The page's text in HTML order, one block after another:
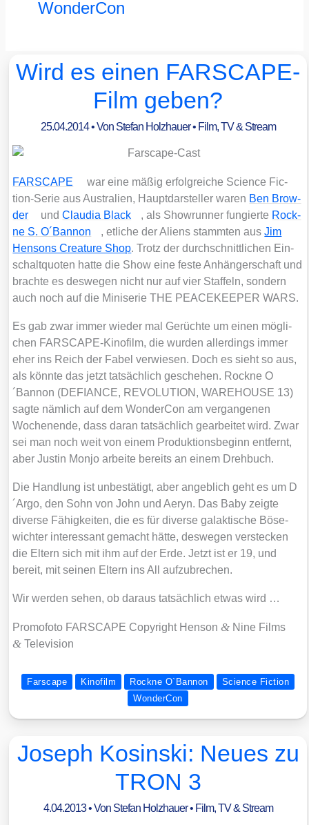
WonderCon
Wird es einen FARSCAPE-
Film geben?
25.04.2014• Von Stefan Holzhauer• Film, TV & Stream
FARSCAPE
war eine mäßig erfolg­rei­che Sci­ence Fic­
tion-Serie aus Aus­tra­li­en, Haupt­dar­stel­ler waren Ben Brow­
der
undClau­dia Black , als Show­run­ner fun­gier­te Rock­
ne S. O´Bannon
, etli­che der Ali­ens stamm­ten ausJim
Hen­sons Crea­tu­re Shop. Trotz der durch­schnitt­li­chen Ein­
schalt­quo­ten hat­te die Show eine fes­te Anhän­ger­schaft und
brach­te es des­we­gen nicht nur auf vier Staf­feln, son­dern
auch noch auf die Mini­se­rie THE PEACEKEEPER WARS.
Es gab zwar immer wie­der mal Gerüch­te um einen mög­li­
chen FAR­S­CAPE-Kino­film, die wur­den aller­dings immer
eher ins Reich der Fabel ver­wie­sen. Doch es sieht so aus,
als könn­te das jetzt tat­säch­lich gesche­hen. Rock­ne O
´Bannon (DEFIANCE, REVOLUTION, WAREHOUSE 13)
sag­te näm­lich auf dem Won­der­Con am ver­gan­ge­nen
Wochen­en­de, dass dar­an tat­säch­lich gear­bei­tet wird. Zwar
sei man noch weit von einem Pro­duk­ti­ons­be­ginn ent­fernt,
aber Jus­tin Mon­jo arbei­te bereits an einem Dreh­buch.
Die Hand­lung ist unbe­stä­tigt, aber angeb­lich geht es um D
´Argo, den Sohn von John und Aeryn. Das Baby zeig­te
diver­se Fähig­kei­ten, die es für diver­se galak­ti­sche Böse­
wich­ter inter­es­sant gemacht hät­te, des­we­gen ver­ste­cken
die Eltern sich mit ihm auf der Erde. Jetzt ist er 19, und
bereit, mit sei­nen Eltern ins All auf­zu­bre­chen.
Wir wer­den sehen, ob dar­aus tat­säch­lich etwas wird …
Pro­mo­fo­to FARSCAPE Copy­right Hen­son& Nine Films
& Tele­vi­si­on
Farscape Kinofilm Rockne O`Bannon
Science Fiction
WonderCon
Joseph Kosinski: Neues zu
TRON 3
4.04.2013• Von Stefan Holzhauer• Film, TV & Stream